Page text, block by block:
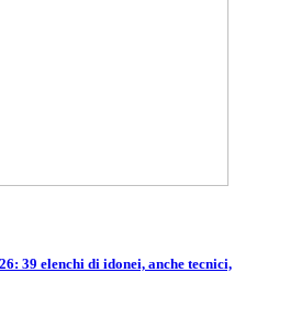
39 elenchi di idonei, anche tecnici,